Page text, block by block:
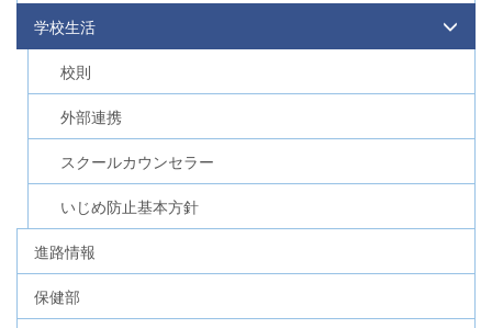
学校生活
校則
外部連携
スクールカウンセラー
いじめ防止基本方針
進路情報
保健部